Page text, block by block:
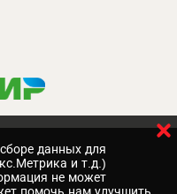
данных для
и т.д.)
не может